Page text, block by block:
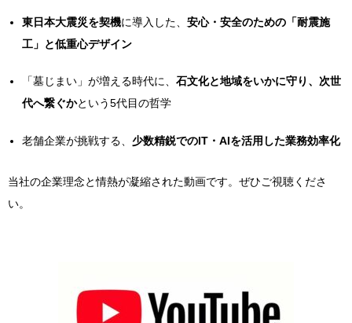
東日本大震災を契機に導入した、安心・安全のための「耐震施
工」と低重心デザイン
「墓じまい」が増える時代に、石文化と地域をいかに守り、次世
代へ繋ぐかという5代目の哲学
老舗企業が挑戦する、少数精鋭でのIT・AIを活用した業務効率化
当社の企業理念と情熱が凝縮された動画です。ぜひご視聴くださ
い。